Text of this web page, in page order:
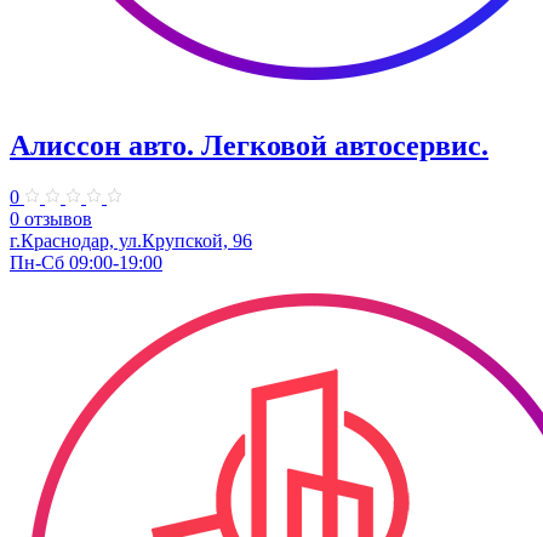
Алиссон авто. ​Легковой автосервис.
0
0 отзывов
​г.Краснодар, ул.Крупской, 96
Пн-Сб 09:00-19:00